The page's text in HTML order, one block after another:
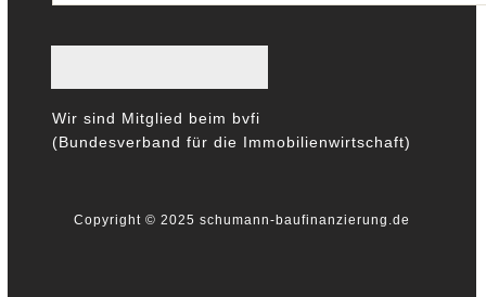
Wir sind Mitglied beim bvfi
(Bundesverband für die Immobilienwirtschaft)
Copyright © 2025 schumann-baufinanzierung.de